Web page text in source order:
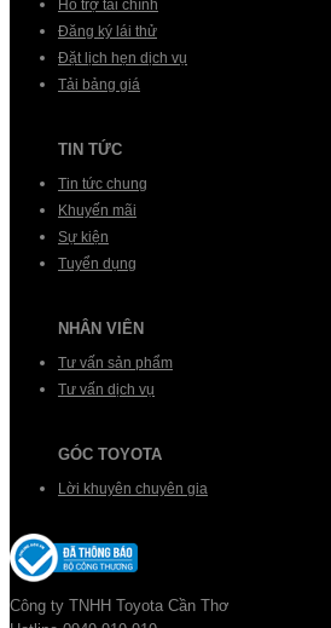
Hỗ trợ tài chính
Đăng ký lái thử
Đặt lịch hẹn dịch vụ
Tải bảng giá
TIN TỨC
Tin tức chung
Khuyến mãi
Sự kiện
Tuyển dụng
NHÂN VIÊN
Tư vấn sản phẩm
Tư vấn dịch vụ
GÓC TOYOTA
Lời khuyên chuyên gia
Công ty TNHH Toyota Cần Thơ